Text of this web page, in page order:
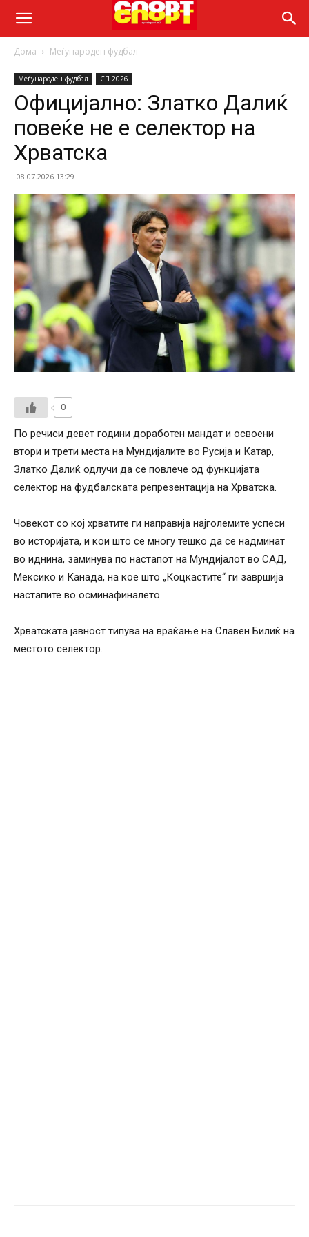
Дома Меѓународен фудбал
Меѓународен фудбал СП 2026
Официјално: Златко Далиќ
повеќе не е селектор на
Хрватска
08.07.2026 13:29
0
По речиси девет години доработен мандат и освоени
втори и трети места на Мундијалите во Русија и Катар,
Златко Далиќ одлучи да се повлече од функцијата
селектор на фудбалската репрезентација на Хрватска.
Човекот со кој хрватите ги направија најголемите успеси
во историјата, и кои што се многу тешко да се надминат
во иднина, заминува по настапот на Мундијалот во САД,
Мексико и Канада, на кое што „Коцкастите“ ги завршија
настапите во осминафиналето.
Хрватската јавност типува на враќање на Славен Билиќ на
местото селектор.